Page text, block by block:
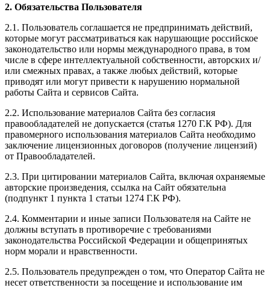
2. Обязательства Пользователя
2.1. Пользователь соглашается не предпринимать действий,
которые могут рассматриваться как нарушающие российское
законодательство или нормы международного права, в том
числе в сфере интеллектуальной собственности, авторских и/
или смежных правах, а также любых действий, которые
приводят или могут привести к нарушению нормальной
работы Сайта и сервисов Сайта.
2.2. Использование материалов Сайта без согласия
правообладателей не допускается (статья 1270 Г.К РФ). Для
правомерного использования материалов Сайта необходимо
заключение лицензионных договоров (получение лицензий)
от Правообладателей.
2.3. При цитировании материалов Сайта, включая охраняемые
авторские произведения, ссылка на Сайт обязательна
(подпункт 1 пункта 1 статьи 1274 Г.К РФ).
2.4. Комментарии и иные записи Пользователя на Сайте не
должны вступать в противоречие с требованиями
законодательства Российской Федерации и общепринятых
норм морали и нравственности.
2.5. Пользователь предупрежден о том, что Оператор Сайта не
несет ответственности за посещение и использование им